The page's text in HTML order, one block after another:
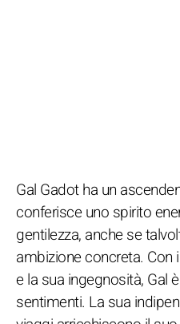
Gal Gadot ha un
conferisce uno spirito
gentilezza, anche se
ambizione concreta.
e la sua ingegnosità, Gal
sentimenti. La sua